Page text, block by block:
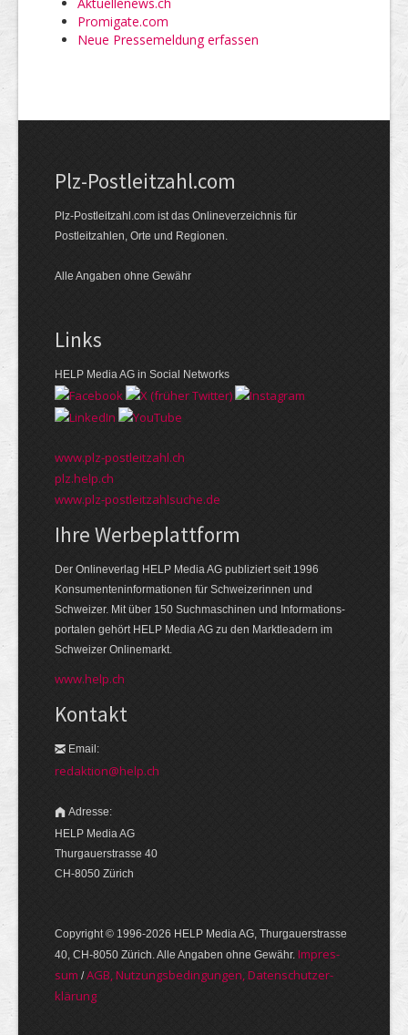
Promigate.com
Neue Pressemeldung erfassen
Plz-Postleitzahl.com
Plz-Postleitzahl.com ist das Onlineverzeichnis für
Postleitzahlen, Orte und Regionen.
Alle Angaben ohne Gewähr
Links
HELP Media AG in Social Networks
www.plz-postleitzahl.ch
plz.help.ch
www.plz-postleitzahlsuche.de
Ihre Werbeplattform
Der Onlineverlag HELP Media AG publiziert seit 1996
Konsumenten­informationen für Schweizerinnen und
Schweizer. Mit über 150 Suchmaschinen und Informations­
portalen gehört HELP Media AG zu den Markt­leadern im
Schweizer Onlinemarkt.
www.help.ch
Kontakt
Email:
redaktion@help.ch
Adresse:
HELP Media AG
Thurgauerstrasse 40
CH-8050 Zürich
Copyright © 1996-2026 HELP Media AG, Thurgauer­strasse
40, CH-8050 Zürich. Alle Angaben ohne Gewähr. Im­pres­
sum /AGB, Nut­zungs­bedin­gungen, Daten­schutz­er­
klärung